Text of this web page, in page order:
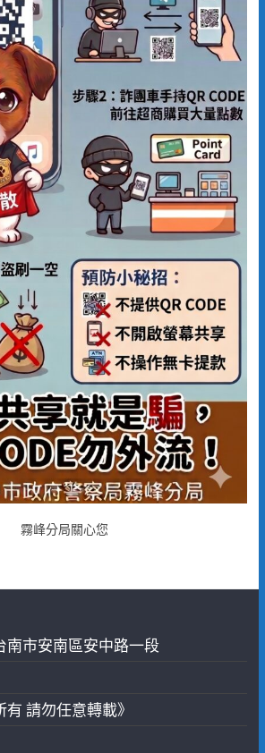
霧峰分局關心您
南市安南區安中路一段
請勿任意轉載》